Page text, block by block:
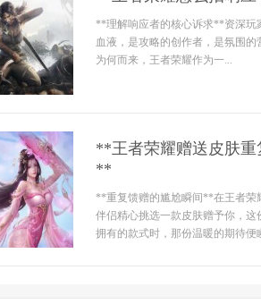
**理解响应者的核心诉求**资深玩
血液，是攻略的创作者，是氛围
为何而来，王者荣耀作为一...
**王者荣耀赠送皮肤
**
**重复馈赠的尴尬瞬间**在王者荣
伴侣精心挑选一款皮肤赠予你，
拥有的款式时，那份温暖的期待